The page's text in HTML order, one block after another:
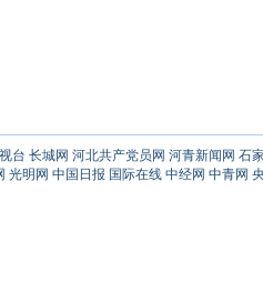
台 长城网 河北共产党员网 河青新闻网 石
光明网 中国日报 国际在线 中经网 中青网